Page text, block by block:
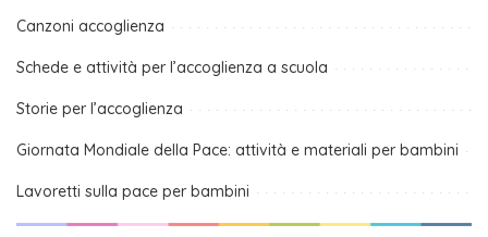
Canzoni accoglienza
Schede e attività per l’accoglienza a scuola
Storie per l’accoglienza
Giornata Mondiale della Pace: attività e materiali per bambini
Lavoretti sulla pace per bambini